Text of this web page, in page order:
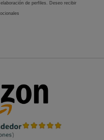
de perfiles. Deseo recibir